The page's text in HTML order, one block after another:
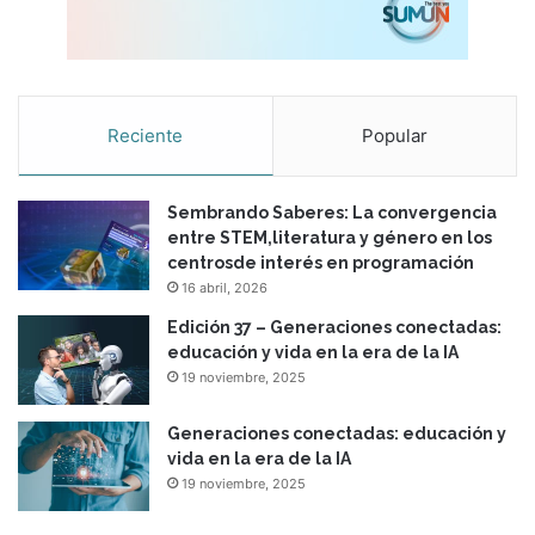
Reciente Popular
Sembrando Saberes: La convergencia
entre STEM,literatura y género en los
centrosde interés en programación
16 abril, 2026
Edición 37 – Generaciones conectadas:
educación y vida en la era de la IA
19 noviembre, 2025
Generaciones conectadas: educación y
vida en la era de la IA
19 noviembre, 2025